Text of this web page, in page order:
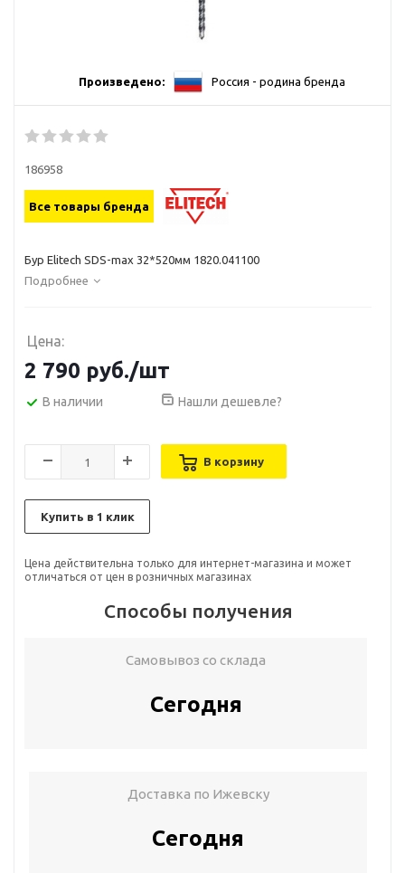
Произведено: Россия - родина бренда
186958
Все товары бренда
Бур Elitech SDS-max 32*520мм 1820.041100
Подробнее
Цена:
2 790 руб./шт
В наличии Нашли дешевле?
В корзину
Купить в 1 клик
Цена действительна только для интернет-магазина и может
отличаться от цен в розничных магазинах
Способы получения
Самовывоз со склада
Сегодня
Доставка по Ижевску
Сегодня